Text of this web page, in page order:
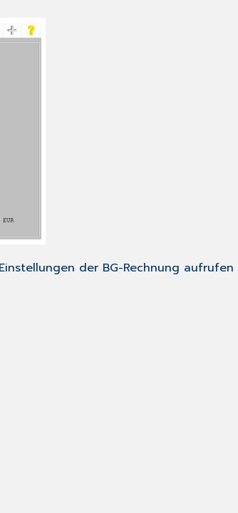
der BG-Rechnung